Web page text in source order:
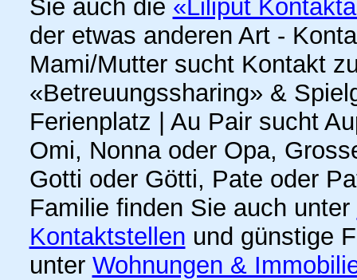
Sie auch die «Liliput
der etwas anderen Art -
Mami/Mutter sucht Kontakt
«Betreuungssharing» &
Ferienplatz | Au Pair sucht
Omi, Nonna oder Opa,
Gotti oder Götti, Pate oder
Familie finden Sie auch unter
Kontaktstellen und günstige
unter Wohnungen &